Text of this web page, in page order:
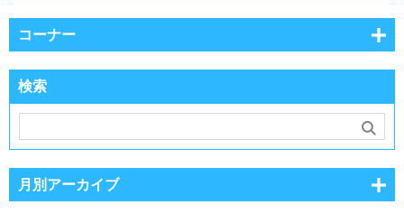
コーナー
検索
月別アーカイブ